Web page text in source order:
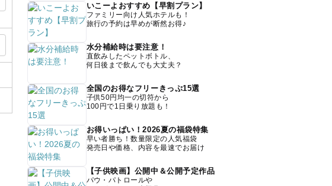
いこーよおすすめ【早割プラン】
ファミリー向け人気ホテルも！
旅行の予約は早めが断然お得♪
水分補給時は要注意！
直飲みしたペットボトル、
何日後まで飲んでも大丈夫？
全国のお得なフリーきっぷ15選
子供50円均一の切符から
100円で1日乗り放題も！
お得いっぱい！2026夏の福袋特集
早い者勝ち！数量限定の人気福袋
発売日や価格、内容を最速でお届け
【子供映画】公開中＆公開予定作品
パウ・パトロールや